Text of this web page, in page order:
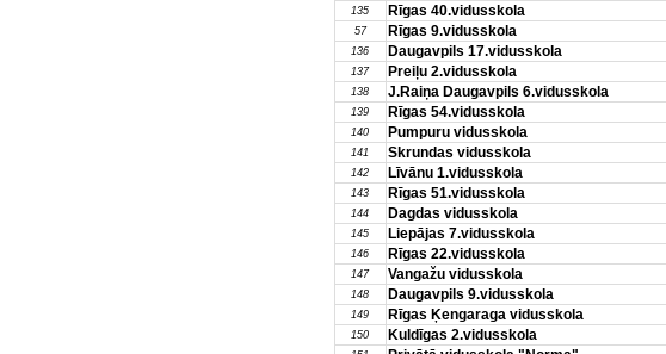
135 Rīgas 40.vidusskola
57 Rīgas 9.vidusskola
136 Daugavpils 17.vidusskola
137 Preiļu 2.vidusskola
138 J.Raiņa Daugavpils 6.vidusskola
139 Rīgas 54.vidusskola
140 Pumpuru vidusskola
141 Skrundas vidusskola
142 Līvānu 1.vidusskola
143 Rīgas 51.vidusskola
144 Dagdas vidusskola
145 Liepājas 7.vidusskola
146 Rīgas 22.vidusskola
147 Vangažu vidusskola
148 Daugavpils 9.vidusskola
149 Rīgas Ķengaraga vidusskola
150 Kuldīgas 2.vidusskola